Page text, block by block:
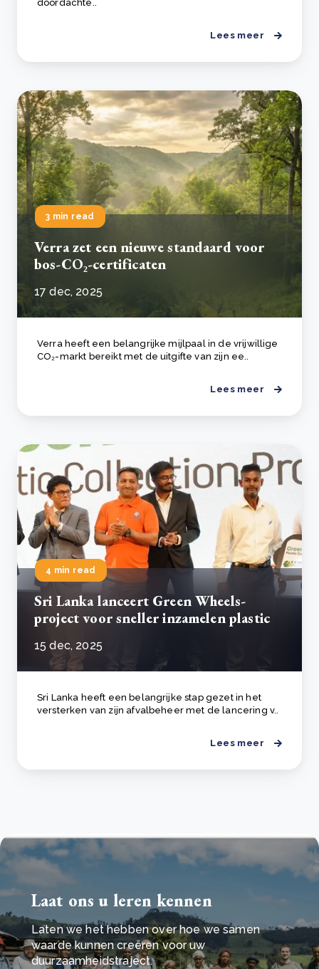
doordachte..
Lees meer
3 min read
Verra zet een nieuwe standaard voor
bos-CO₂-certificaten
17 dec, 2025
Verra heeft een belangrijke mijlpaal in de vrijwillige
CO₂-markt bereikt met de uitgifte van zijn ee..
Lees meer
4 min read
Sri Lanka lanceert Green Wheels-
project voor sneller inzamelen plastic
15 dec, 2025
Sri Lanka heeft een belangrijke stap gezet in het
versterken van zijn afvalbeheer met de lancering v..
Lees meer
Laat ons u leren kennen
Laten we het hebben over hoe we samen
waarde kunnen creëren voor uw
duurzaamheidstraject.